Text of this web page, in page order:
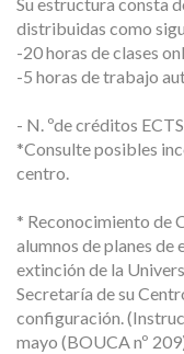
distribuidas como
-20 horas de clases
-5 horas de trabajo
- N. ºde créditos
*Consulte posibles
centro.
* Reconocimiento de
alumnos de planes
extinción de la
Secretaría de su
configuración.
mayo (BOUCA nº